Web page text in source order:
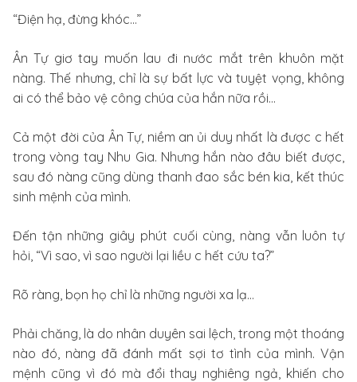
“Điện hạ, đừng khóc…”
Ân Tự giơ tay muốn lau đi nước mắt trên khuôn mặt
nàng. Thế nhưng, chỉ là sự bất lực và tuyệt vọng, không
ai có thể bảo vệ công chúa của hắn nữa rồi…
Cả một đời của Ân Tự, niềm an ủi duy nhất là được c hết
trong vòng tay Nhu Gia. Nhưng hắn nào đâu biết được,
sau đó nàng cũng dùng thanh đao sắc bén kia, kết thúc
sinh mệnh của mình.
Đến tận những giây phút cuối cùng, nàng vẫn luôn tự
hỏi, “Vì sao, vì sao người lại liều c hết cứu ta?”
Rõ ràng, bọn họ chỉ là những người xa lạ…
Phải chăng, là do nhân duyên sai lệch, trong một thoáng
nào đó, nàng đã đánh mất sợi tơ tình của mình. Vận
mệnh cũng vì đó mà đổi thay nghiêng ngả, khiến cho